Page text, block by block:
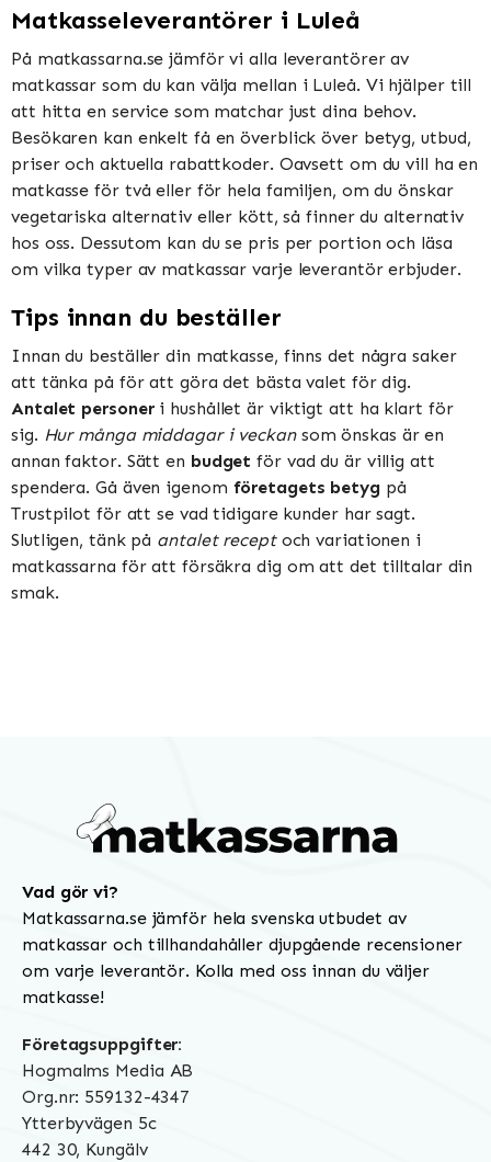
Matkasseleverantörer i Luleå
På matkassarna.se jämför vi alla leverantörer av
matkassar som du kan välja mellan i Luleå. Vi hjälper till
att hitta en service som matchar just dina behov.
Besökaren kan enkelt få en överblick över betyg, utbud,
priser och aktuella rabattkoder. Oavsett om du vill ha en
matkasse för två eller för hela familjen, om du önskar
vegetariska alternativ eller kött, så finner du alternativ
hos oss. Dessutom kan du se pris per portion och läsa
om vilka typer av matkassar varje leverantör erbjuder.
Tips innan du beställer
Innan du beställer din matkasse, finns det några saker
att tänka på för att göra det bästa valet för dig.
Antalet personeri hushållet är viktigt att ha klart för
sig. Hur många middagar i veckansom önskas är en
annan faktor. Sätt en budget för vad du är villig att
spendera. Gå även igenom företagets betygpå
Trustpilot för att se vad tidigare kunder har sagt.
Slutligen, tänk på antalet receptoch variationen i
matkassarna för att försäkra dig om att det tilltalar din
smak.
Vad gör vi?
Matkassarna.se jämför hela svenska utbudet av
matkassar och tillhandahåller djupgående recensioner
om varje leverantör. Kolla med oss innan du väljer
matkasse!
Företagsuppgifter:
Hogmalms Media AB
Org.nr: 559132-4347
Ytterbyvägen 5c
442 30, Kungälv